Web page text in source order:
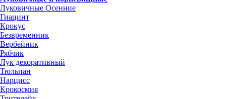
Луковичные Осенние
Гиацинт
Крокус
Безвременник
Вербейник
Рябчик
Лук декоративный
Тюльпан
Нарцисс
Крокосмия